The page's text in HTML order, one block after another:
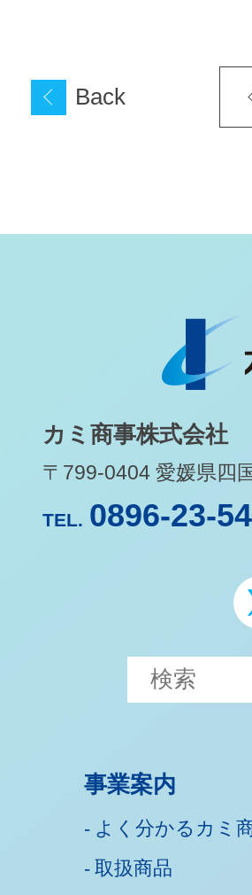
Back
カミ商事株式会社
〒799-0404 愛媛県四
TEL. 0896-23-
事業案内
よく分かるカミ
取扱商品